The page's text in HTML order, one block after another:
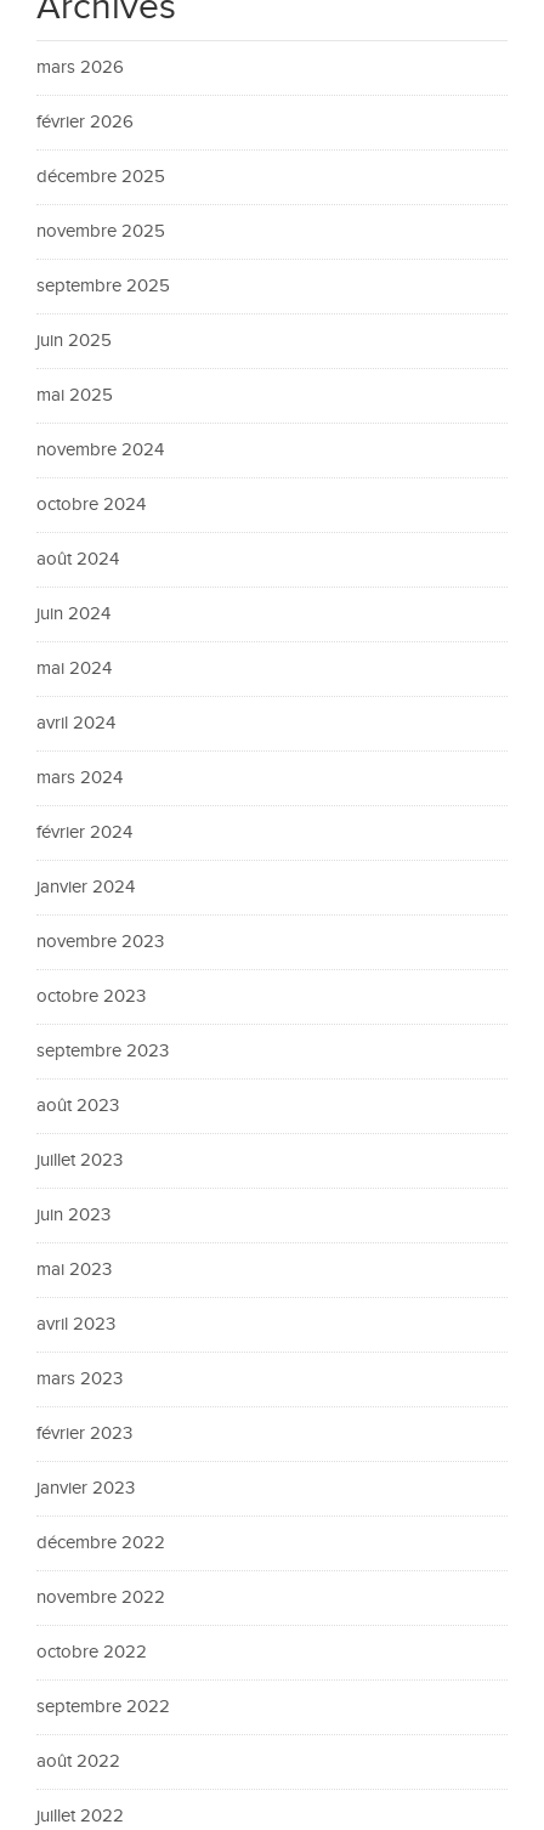
mars 2026
février 2026
décembre 2025
novembre 2025
septembre 2025
juin 2025
mai 2025
novembre 2024
octobre 2024
août 2024
juin 2024
mai 2024
avril 2024
mars 2024
février 2024
janvier 2024
novembre 2023
octobre 2023
septembre 2023
août 2023
juillet 2023
juin 2023
mai 2023
avril 2023
mars 2023
février 2023
janvier 2023
décembre 2022
novembre 2022
octobre 2022
septembre 2022
août 2022
juillet 2022